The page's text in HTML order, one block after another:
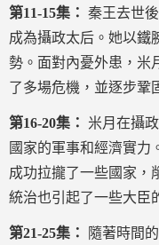
第11-15集： 秦王去世
成為攝政太后。她以鐵
勢。面對內憂外患，米
了多場危機，並逐步鞏
第16-20集：
米月在攝
國家的軍事和經濟實力
成功拉攏了一些國家，
統治也引起了一些大臣
第21-25集：
隨著時間